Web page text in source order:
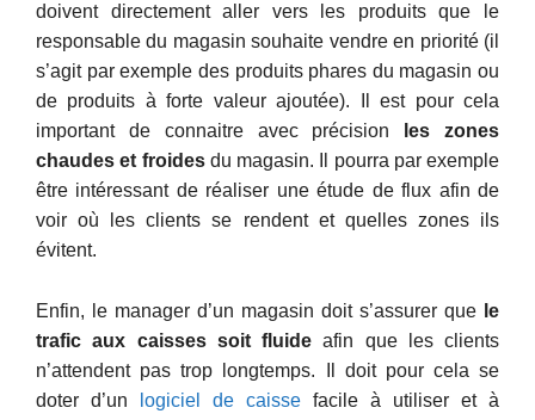
doivent directement aller vers les produits que le
responsable du magasin souhaite vendre en priorité (il
s’agit par exemple des produits phares du magasin ou
de produits à forte valeur ajoutée). Il est pour cela
important de connaitre avec précision les zones
chaudes et froides du magasin. Il pourra par exemple
être intéressant de réaliser une étude de flux afin de
voir où les clients se rendent et quelles zones ils
évitent.
Enfin, le manager d’un magasin doit s’assurer que le
trafic aux caisses soit fluide afin que les clients
n’attendent pas trop longtemps. Il doit pour cela se
doter d’un
logiciel de caisse facile à utiliser et à